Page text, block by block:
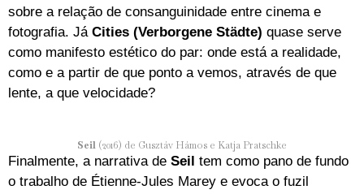
sobre a relação de consanguinidade entre cinema e
fotografia. Já Cities (Verborgene Städte) quase serve
como manifesto estético do par: onde está a realidade,
como e a partir de que ponto a vemos, através de que
lente, a que velocidade?
Seil (2016) de Gusztáv Hámos e Katja Pratschke
Finalmente, a narrativa de Seil tem como pano de fundo
o trabalho de Étienne-Jules Marey e evoca o fuzil